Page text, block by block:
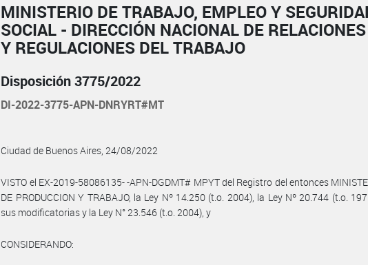
MINISTERIO DE TRABAJO, EMPLEO Y
SOCIAL - DIRECCIÓN NACIONAL DE RELACIONES
Y REGULACIONES DEL TRABAJO
Disposición 3775/2022
DI-2022-3775-APN-DNRYRT#MT
Ciudad de Buenos Aires, 24/08/2022
VISTO el EX­-2019-58086135- -APN-DGDMT# MPYT del Registro del entonces
DE PRODUCCION Y TRABAJO, la Ley Nº 14.250 (t.o. 2004), la Ley Nº 20.744 (t.o.
sus modificatorias y la Ley N° 23.546 (t.o. 2004), y
CONSIDERANDO: